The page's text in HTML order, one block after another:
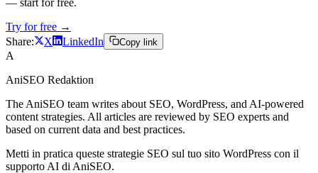
— start for free.
Try for free →
Share:
X LinkedIn Copy link
A
AniSEO Redaktion
The AniSEO team writes about SEO, WordPress, and AI-powered
content strategies. All articles are reviewed by SEO experts and
based on current data and best practices.
Metti in pratica queste strategie SEO sul tuo sito WordPress con il
supporto AI di AniSEO.